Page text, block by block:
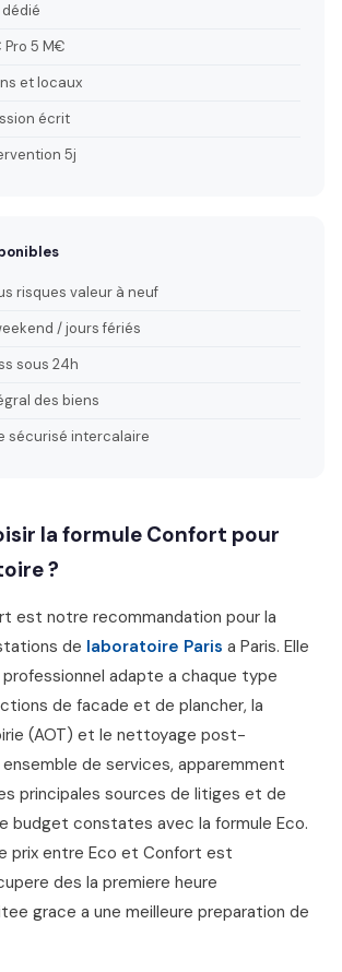
Pro 5 M€
et locaux
écrit
5j
risques valeur à neuf
/ jours fériés
sous 24h
des biens
sécurisé intercalaire
la formule Confort pour
?
est notre recommandation pour la
de laboratoire Paris a Paris. Elle
adapte a chaque type
de facade et de plancher, la
(AOT) et le nettoyage post-
de services, apparemment
principales sources de litiges et de
budget constates avec la formule Eco.
prix entre Eco et Confort est
des la premiere heure
grace a une meilleure preparation de